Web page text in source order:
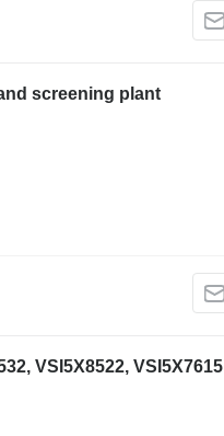
screening plant
VSI5X8522, VSI5X7615